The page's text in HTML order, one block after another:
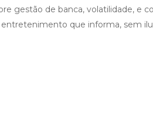
gestão de banca, volatilidade, e
que informa, sem